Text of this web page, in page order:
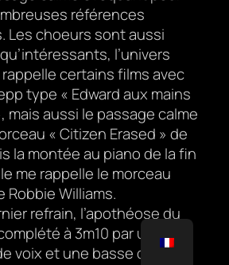
références
Les choeurs sont aussi
l’univers
certains films avec
type « Edward aux mains
mais aussi le passage calme
« Citizen Erased » de
la montée au piano de la fin
me rappelle le morceau
Robbie Williams.
refrain, l’apothéose du
à 3m10 par un
voix et une basse disto,